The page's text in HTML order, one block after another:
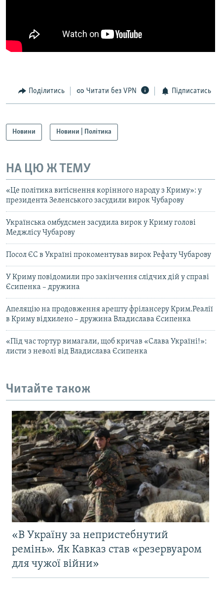
Поділитись Читати без VPN Підписатись
Новини Новини | Політика
НА ЦЮ Ж ТЕМУ
«Це політика витіснення корінного народу з Криму»: у
президента Зеленського засудили вирок Чубарову
Українська омбудсмен засудила вирок у Криму голові
Меджлісу Чубарову
Посол ЄС в Україні прокоментував вирок Рефату Чубарову
У Криму повідомили про закінчення слідчих дій у справі
Єсипенка – дружина
Апеляцію на продовження арешту фрілансеру Крим.Реалії
в Криму відхилено – дружина Владислава Єсипенка
«Під час тортур вимагали, щоб кричав «Слава Україні!»:
листи з неволі від Владислава Єсипенка
Читайте також
«В Україну за непристебнутий
ремінь». Як Кавказ став «резервуаром
для чужої війни»